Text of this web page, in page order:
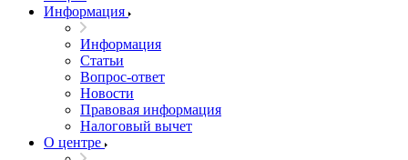
Информация
Информация
Статьи
Вопрос-ответ
Новости
Правовая информация
Налоговый вычет
О центре